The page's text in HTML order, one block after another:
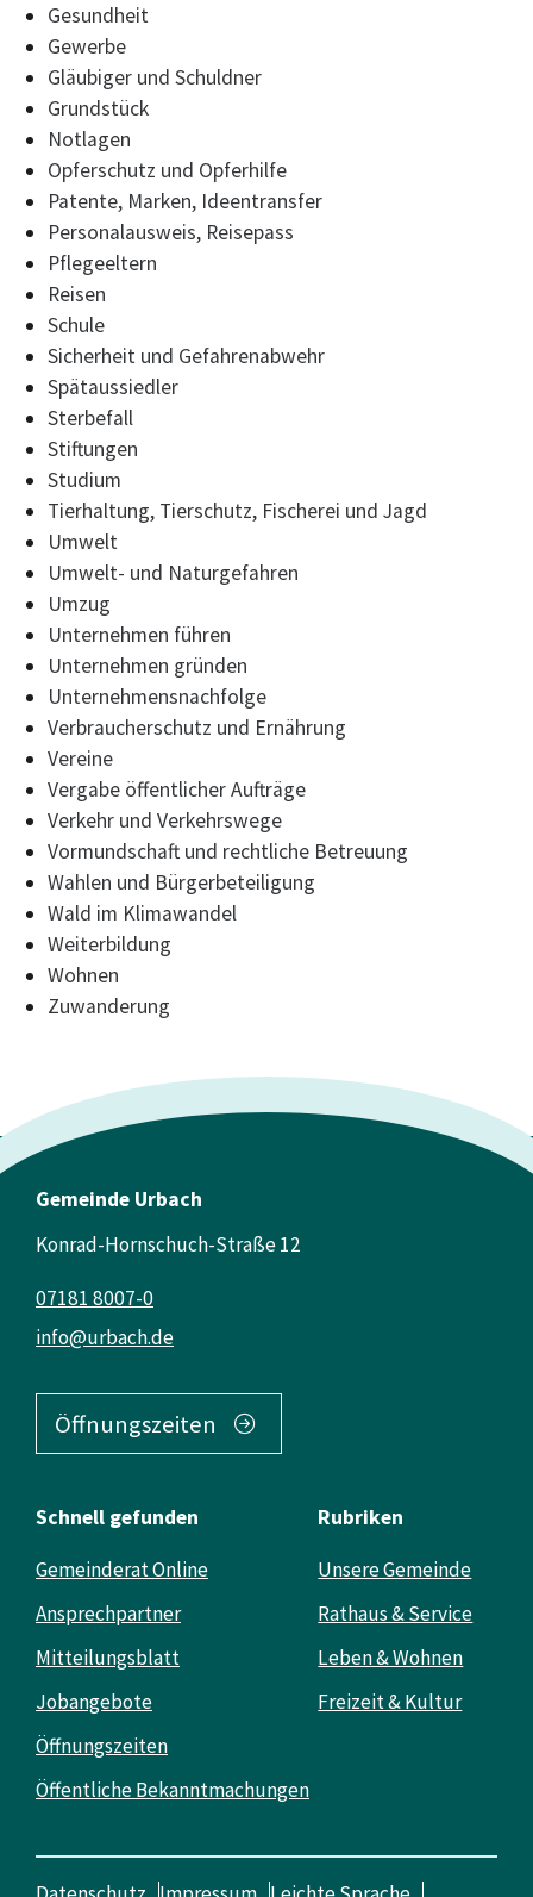
Gesundheit
Gewerbe
Gläubiger und Schuldner
Grundstück
Notlagen
Opferschutz und Opferhilfe
Patente, Marken, Ideentransfer
Personalausweis, Reisepass
Pflegeeltern
Reisen
Schule
Sicherheit und Gefahrenabwehr
Spätaussiedler
Sterbefall
Stiftungen
Studium
Tierhaltung, Tierschutz, Fischerei und Jagd
Umwelt
Umwelt- und Naturgefahren
Umzug
Unternehmen führen
Unternehmen gründen
Unternehmensnachfolge
Verbraucherschutz und Ernährung
Vereine
Vergabe öffentlicher Aufträge
Verkehr und Verkehrswege
Vormundschaft und rechtliche Betreuung
Wahlen und Bürgerbeteiligung
Wald im Klimawandel
Weiterbildung
Wohnen
Zuwanderung
Gemeinde Urbach
Konrad-Hornschuch-Straße 12
info@urbach.de
07181 8007-0
Öffnungszeiten
Schnell gefunden
Gemeinderat Online
Ansprechpartner
Mitteilungsblatt
Jobangebote
Öffnungszeiten
Öffentliche Bekanntmachungen
Rubriken
Unsere Gemeinde
Rathaus & Service
Leben & Wohnen
Freizeit & Kultur